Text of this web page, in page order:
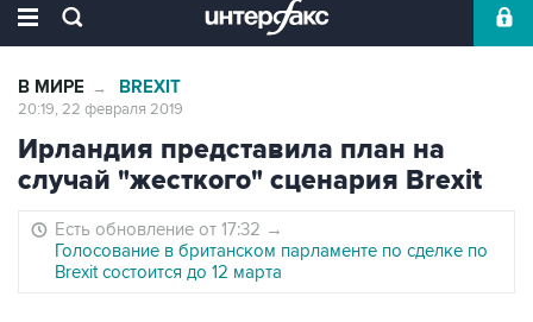
В МИРЕ → BREXIT
20:19, 22 февраля 2019
Ирландия представила план на
случай "жесткого" сценария Brexit
Есть обновление от 17:32 →
Голосование в британском парламенте по сделке по
Brexit состоится до 12 марта